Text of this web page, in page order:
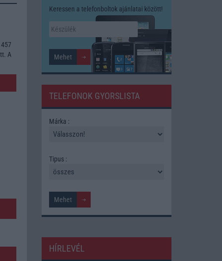
A
Keressen a telefonboltok ajánlatai között!
TELEFONOK GYORSLISTA
Márka :
Tipus :
HÍRLEVÉL